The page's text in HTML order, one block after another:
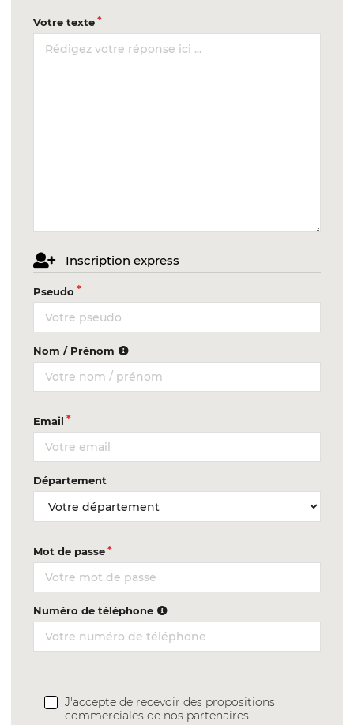
Votre texte
Inscription express
Pseudo
Nom / Prénom
Email
Département
Mot de passe
Numéro de téléphone
J'accepte de recevoir des propositions
commerciales de nos partenaires